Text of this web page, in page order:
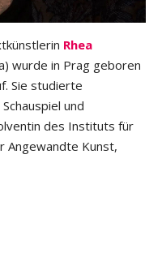
Rhea
wurde in Prag geboren
Sie studierte
und
des Instituts für
Angewandte Kunst,